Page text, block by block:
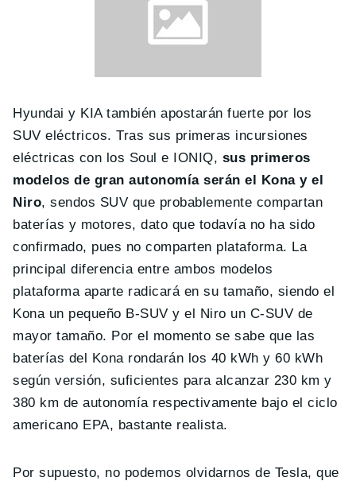
Hyundai y KIA también apostarán fuerte por los
SUV eléctricos. Tras sus primeras incursiones
eléctricas con los Soul e IONIQ, sus primeros
modelos de gran autonomía serán el Kona y el
Niro, sendos SUV que probablemente compartan
baterías y motores, dato que todavía no ha sido
confirmado, pues no comparten plataforma. La
principal diferencia entre ambos modelos
plataforma aparte radicará en su tamaño, siendo el
Kona un pequeño B-SUV y el Niro un C-SUV de
mayor tamaño. Por el momento se sabe que las
baterías del Kona rondarán los 40 kWh y 60 kWh
según versión, suficientes para alcanzar 230 km y
380 km de autonomía respectivamente bajo el ciclo
americano EPA, bastante realista.
Por supuesto, no podemos olvidarnos de Tesla, que